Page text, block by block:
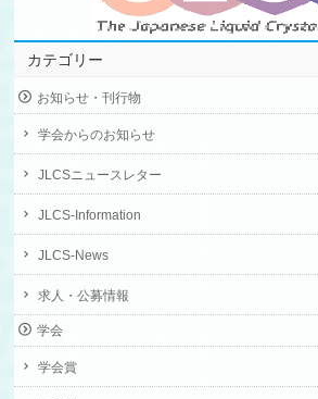
カテゴリー
お知らせ・刊行物
学会からのお知らせ
JLCSニュースレター
JLCS-Information
JLCS-News
求人・公募情報
学会
学会賞